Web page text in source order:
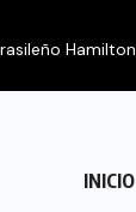
INICIO